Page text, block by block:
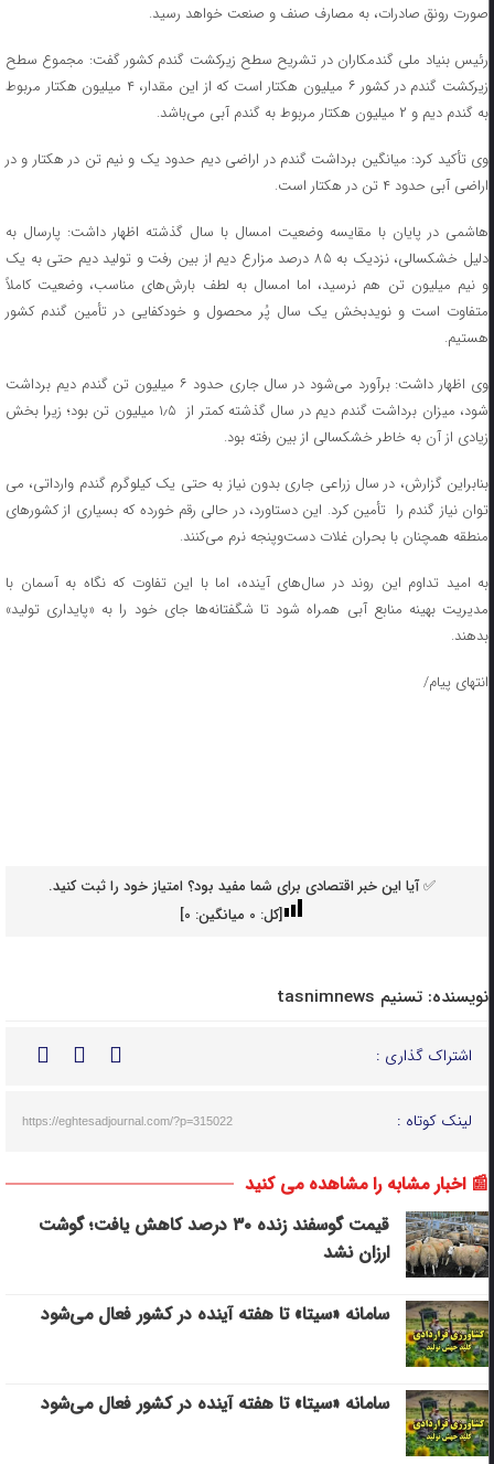
صورت رونق صادرات، به مصارف صنف و صنعت خواهد رسید.
رئیس بنیاد ملی گندمکاران در تشریح سطح زیرکشت گندم کشور گفت: مجموع سطح
زیرکشت گندم در کشور ۶ میلیون هکتار است که از این مقدار، ۴ میلیون هکتار مربوط
به گندم دیم و ۲ میلیون هکتار مربوط به گندم آبی می‌باشد.
وی تأکید کرد: میانگین برداشت گندم در اراضی دیم حدود یک و نیم تن در هکتار و در
اراضی آبی حدود ۴ تن در هکتار است.
هاشمی در پایان با مقایسه وضعیت امسال با سال گذشته اظهار داشت: پارسال به
دلیل خشکسالی، نزدیک به ۸۵ درصد مزارع دیم از بین رفت و تولید دیم حتی به یک
و نیم میلیون تن هم نرسید، اما امسال به لطف بارش‌های مناسب، وضعیت کاملاً
متفاوت است و نویدبخش یک سال پُر محصول و خودکفایی در تأمین گندم کشور
هستیم.
وی اظهار داشت: برآورد می‌شود در سال جاری حدود ۶ میلیون تن گندم دیم برداشت
شود، میزان برداشت گندم دیم در سال گذشته کمتر از ۱٫۵ میلیون تن بود؛ زیرا بخش
زیادی از آن به خاطر خشکسالی از بین رفته بود.
بنابراین گزارش، در سال زراعی جاری بدون نیاز به حتی یک کیلوگرم گندم وارداتی، می
توان نیاز گندم را تأمین کرد. این دستاورد، در حالی رقم خورده که بسیاری از کشورهای
منطقه همچنان با بحران غلات دست‌وپنجه نرم می‌کنند.
به امید تداوم این روند در سال‌های آینده، اما با این تفاوت که نگاه به آسمان با
مدیریت بهینه منابع آبی همراه شود تا شگفتانه‌ها جای خود را به «پایداری تولید»
بدهند.
انتهای پیام/
✅ آیا این خبر اقتصادی برای شما مفید بود؟ امتیاز خود را ثبت کنید.
[کل: 0میانگین: 0
]
نویسنده: تسنیم tasnimnews
اشتراک گذاری :
لینک کوتاه : https://eghtesadjournal.com/?p=315022
📰 اخبار مشابه را مشاهده می کنید
قیمت گوسفند زنده ۳۰ درصد کاهش یافت؛ گوشت
ارزان نشد
سامانه «سیتا» تا هفته آینده در کشور فعال می‌شود
سامانه «سیتا» تا هفته آینده در کشور فعال می‌شود